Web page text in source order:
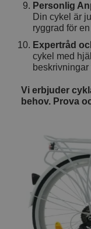
Personlig
Din cykel är
ryggrad för
Expertråd
cykel med
beskrivningar
Vi erbjuder
behov. Prova